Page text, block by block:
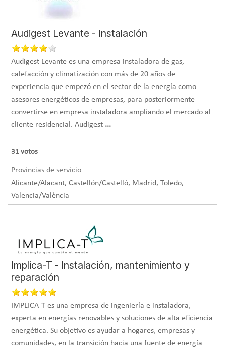
Audigest Levante - Instalación
Audigest Levante es una empresa instaladora de gas,
calefacción y climatización con más de 20 años de
experiencia que empezó en el sector de la energía como
asesores energéticos de empresas, para posteriormente
convertirse en empresa instaladora ampliando el mercado al
cliente residencial. Audigest ...
31 votos
Provincias de servicio
Alicante/Alacant, Castellón/Castelló, Madrid, Toledo,
Valencia/València
Implica-T - Instalación, mantenimiento y
reparación
IMPLICA-T es una empresa de ingeniería e instaladora,
experta en energías renovables y soluciones de alta eficiencia
energética. Su objetivo es ayudar a hogares, empresas y
comunidades, en la transición hacia una fuente de energía